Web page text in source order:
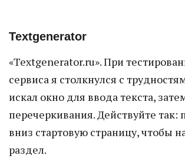
Textgenerator
«Textgenerator.ru». При
сервиса я столкнулся с
искал окно для ввода текста,
перечеркивания. Действуйте так:
вниз стартовую страницу, чтобы
раздел.